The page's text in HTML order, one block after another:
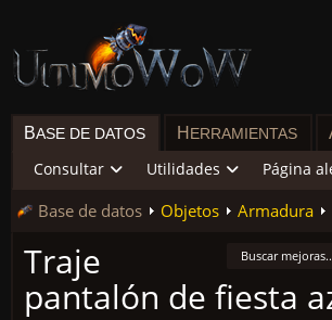
BASE DE DATOS H ERRAMIENTAS
Consultar Utilidades Página
Base de datos Objetos Armadura
Buscar
Traje
pantalón de fiesta